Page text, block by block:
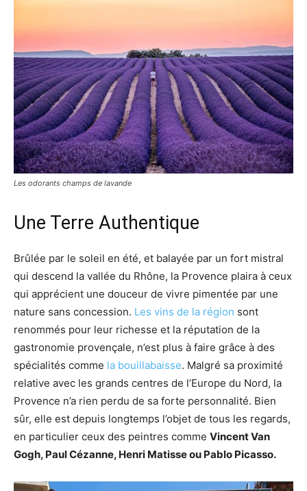
Les odorants champs de lavande
Une Terre Authentique
Brûlée par le soleil en été, et balayée par un fort mistral
qui descend la vallée du Rhône, la Provence plaira à ceux
qui apprécient une douceur de vivre pimentée par une
nature sans concession. Les vins de la région sont
renommés pour leur richesse et la réputation de la
gastronomie provençale, n’est plus à faire grâce à des
spécialités comme la bouillabaisse. Malgré sa proximité
relative avec les grands centres de l’Europe du Nord, la
Provence n’a rien perdu de sa forte personnalité. Bien
sûr, elle est depuis longtemps l’objet de tous les regards,
en particulier ceux des peintres comme Vincent Van
Gogh, Paul Cézanne, Henri Matisse ou Pablo Picasso.